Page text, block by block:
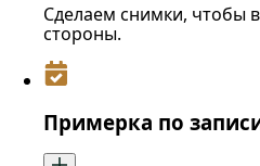
Сделаем снимки, чтобы
стороны.
Примерка по